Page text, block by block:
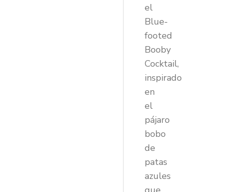
el
Blue-
footed
Booby
Cocktail,
inspirado
en
el
pájaro
bobo
de
patas
azules